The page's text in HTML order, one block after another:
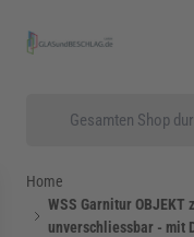
Home
WSS Garnitur OBJEKT
unverschliessbar - mit